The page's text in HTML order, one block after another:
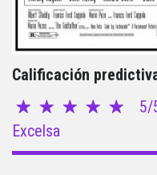
Calificación
5/
Excelsa